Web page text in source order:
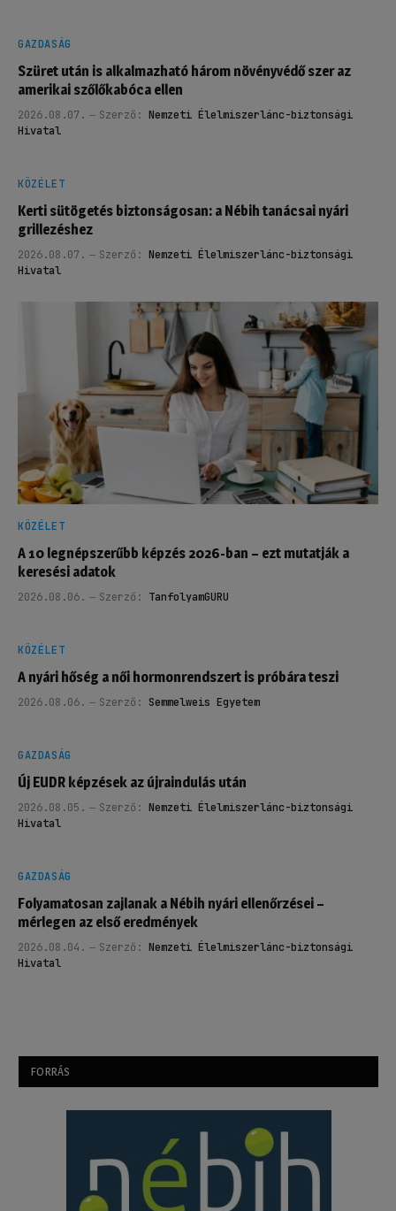
GAZDASÁG
Szüret után is alkalmazható három növényvédő szer az
amerikai szőlőkabóca ellen
2026.08.07. Szerző: Nemzeti Élelmiszerlánc-biztonsági
Hivatal
KÖZÉLET
Kerti sütögetés biztonságosan: a Nébih tanácsai nyári
grillezéshez
2026.08.07. Szerző: Nemzeti Élelmiszerlánc-biztonsági
Hivatal
KÖZÉLET
A 10 legnépszerűbb képzés 2026-ban – ezt mutatják a
keresési adatok
2026.08.06. Szerző: TanfolyamGURU
KÖZÉLET
A nyári hőség a női hormonrendszert is próbára teszi
2026.08.06. Szerző: Semmelweis Egyetem
GAZDASÁG
Új EUDR képzések az újraindulás után
2026.08.05. Szerző: Nemzeti Élelmiszerlánc-biztonsági
Hivatal
GAZDASÁG
Folyamatosan zajlanak a Nébih nyári ellenőrzései –
mérlegen az első eredmények
2026.08.04. Szerző: Nemzeti Élelmiszerlánc-biztonsági
Hivatal
FORRÁS